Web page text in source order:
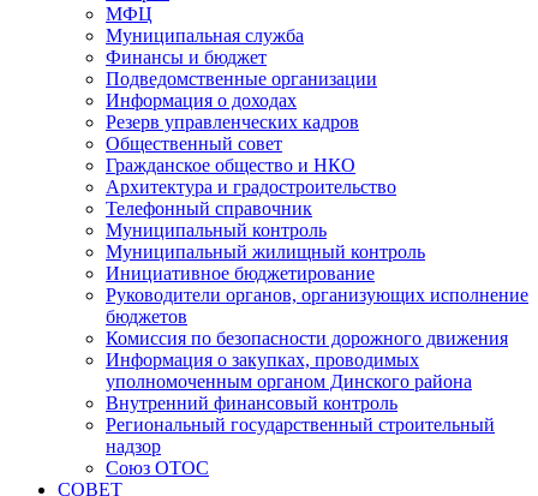
МФЦ
Муниципальная служба
Финансы и бюджет
Подведомственные организации
Информация о доходах
Резерв управленческих кадров
Общественный совет
Гражданское общество и НКО
Архитектура и градостроительство
Телефонный справочник
Муниципальный контроль
Муниципальный жилищный контроль
Инициативное бюджетирование
Руководители органов, организующих исполнение
бюджетов
Комиссия по безопасности дорожного движения
Информация о закупках, проводимых
уполномоченным органом Динского района
Внутренний финансовый контроль
Региональный государственный строительный
надзор
Союз ОТОС
СОВЕТ